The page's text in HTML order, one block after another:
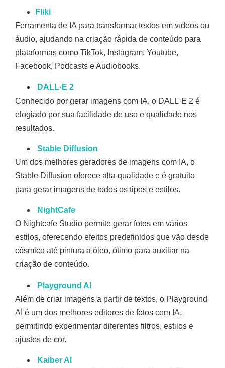
Fliki
Ferramenta de IA para transformar textos em vídeos ou
áudio, ajudando na criação rápida de conteúdo para
plataformas como TikTok, Instagram, Youtube,
Facebook, Podcasts e Audiobooks.
DALL·E 2
Conhecido por gerar imagens com IA, o DALL·E 2 é
elogiado por sua facilidade de uso e qualidade nos
resultados.
Stable Diffusion
Um dos melhores geradores de imagens com IA, o
Stable Diffusion oferece alta qualidade e é gratuito
para gerar imagens de todos os tipos e estilos.
NightCafe
O Nightcafe Studio permite gerar fotos em vários
estilos, oferecendo efeitos predefinidos que vão desde
cósmico até pintura a óleo, ótimo para auxiliar na
criação de conteúdo.
Playground AI
Além de criar imagens a partir de textos, o Playground
AÍ é um dos melhores editores de fotos com IA,
permitindo experimentar diferentes filtros, estilos e
ajustes de cor.
Kaiber AI